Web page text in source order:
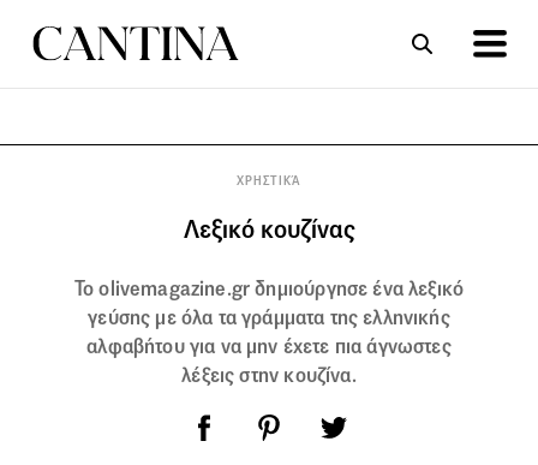
ΧΡΗΣΤΙΚΆ
Λεξικό κουζίνας
To olivemagazine.gr δημιούργησε ένα λεξικό
γεύσης με όλα τα γράμματα της ελληνικής
αλφαβήτου για να μην έχετε πια άγνωστες
λέξεις στην κουζίνα.